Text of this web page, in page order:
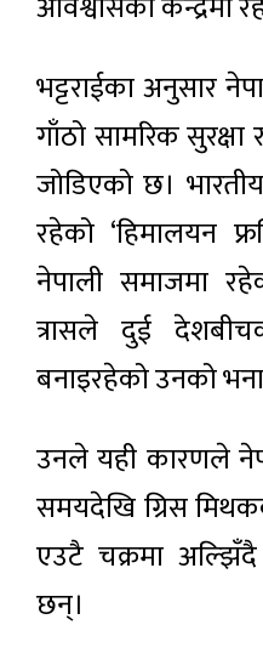
भट्टराईका अनुसार
गाँठो सामरिक सुरक्षा
जोडिएको छ।
रहेको ‘हिमालयन
नेपाली समाजमा
त्रासले दुई
बनाइरहेको उनको
उनले यही कारणले
समयदेखि ग्रिस
एउटै चक्रमा
छन्।